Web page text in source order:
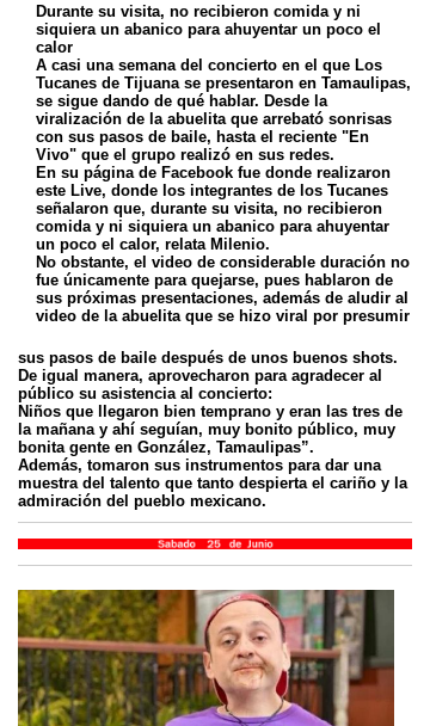
Durante su visita, no recibieron comida y ni
siquiera un abanico para ahuyentar un poco el
calor
A casi una semana del concierto en el que Los
Tucanes de Tijuana se presentaron en Tamaulipas,
se sigue dando de qué hablar. Desde la
viralización de la abuelita que arrebató sonrisas
con sus pasos de baile, hasta el reciente "En
Vivo" que el grupo realizó en sus redes.
En su página de Facebook fue donde realizaron
este Live, donde los integrantes de los Tucanes
señalaron que, durante su visita, no recibieron
comida y ni siquiera un abanico para ahuyentar
un poco el calor, relata Milenio.
No obstante, el video de considerable duración no
fue únicamente para quejarse, pues hablaron de
sus próximas presentaciones, además de aludir al
video de la abuelita que se hizo viral por presumir
sus pasos de baile después de unos buenos shots.
De igual manera, aprovecharon para agradecer al
público su asistencia al concierto:
Niños que llegaron bien temprano y eran las tres de
la mañana y ahí seguían, muy bonito público, muy
bonita gente en González, Tamaulipas”.
Además, tomaron sus instrumentos para dar una
muestra del talento que tanto despierta el cariño y la
admiración del pueblo mexicano.